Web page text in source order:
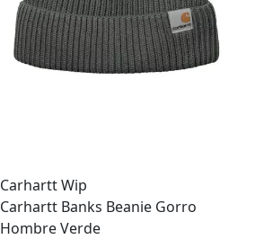
Carhartt Wip
Carhartt Banks Beanie Gorro
Hombre Verde